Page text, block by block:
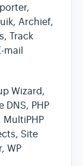
Archief,
Track
mail
Wizard,
DNS, PHP
MultiPHP
Site
WP